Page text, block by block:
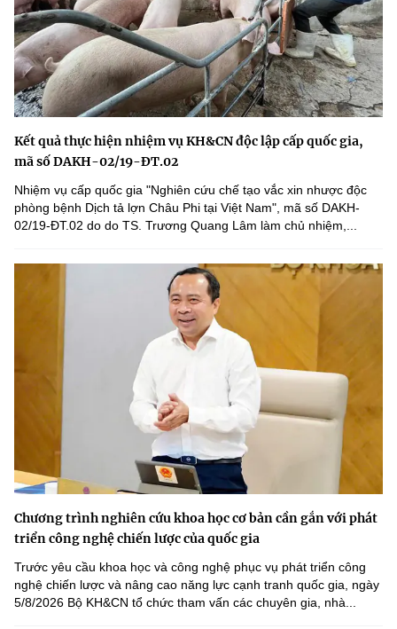
Kết quả thực hiện nhiệm vụ KH&CN độc lập cấp quốc gia,
mã số DAKH-02/19-ĐT.02
Nhiệm vụ cấp quốc gia "Nghiên cứu chế tạo vắc xin nhược độc
phòng bệnh Dịch tả lợn Châu Phi tại Việt Nam", mã số DAKH-
02/19-ĐT.02 do do TS. Trương Quang Lâm làm chủ nhiệm,...
Chương trình nghiên cứu khoa học cơ bản cần gắn với phát
triển công nghệ chiến lược của quốc gia
Trước yêu cầu khoa học và công nghệ phục vụ phát triển công
nghệ chiến lược và nâng cao năng lực cạnh tranh quốc gia, ngày
5/8/2026 Bộ KH&CN tổ chức tham vấn các chuyên gia, nhà...